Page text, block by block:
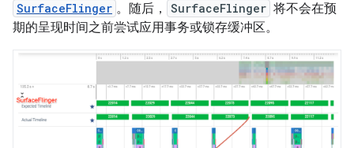
SurfaceFlinger 。随后， SurfaceFlinger 将不会在预
期的呈现时间之前尝试应用事务或锁存缓冲区。